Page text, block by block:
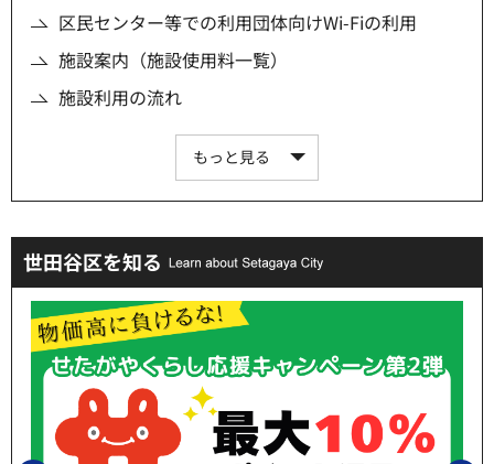
区民センター等での利用団体向けWi-Fiの利用
施設案内（施設使用料一覧）
施設利用の流れ
もっと見る
世田谷区を知る